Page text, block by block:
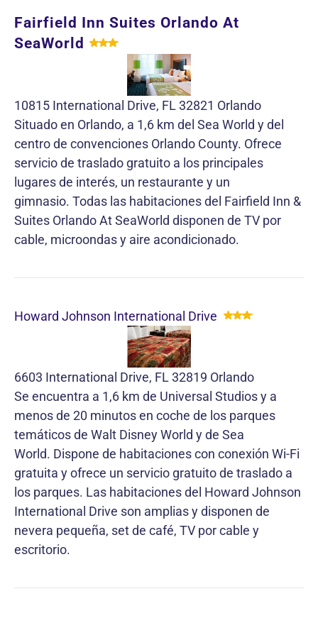
Fairfield Inn Suites Orlando At
SeaWorld
10815 International Drive, FL 32821 Orlando
Situado en Orlando, a 1,6 km del Sea World y del
centro de convenciones Orlando County. Ofrece
servicio de traslado gratuito a los principales
lugares de interés, un restaurante y un
gimnasio. Todas las habitaciones del Fairfield Inn &
Suites Orlando At SeaWorld disponen de TV por
cable, microondas y aire acondicionado.
Howard Johnson International Drive
6603 International Drive, FL 32819 Orlando
Se encuentra a 1,6 km de Universal Studios y a
menos de 20 minutos en coche de los parques
temáticos de Walt Disney World y de Sea
World. Dispone de habitaciones con conexión Wi-Fi
gratuita y ofrece un servicio gratuito de traslado a
los parques. Las habitaciones del Howard Johnson
International Drive son amplias y disponen de
nevera pequeña, set de café, TV por cable y
escritorio.